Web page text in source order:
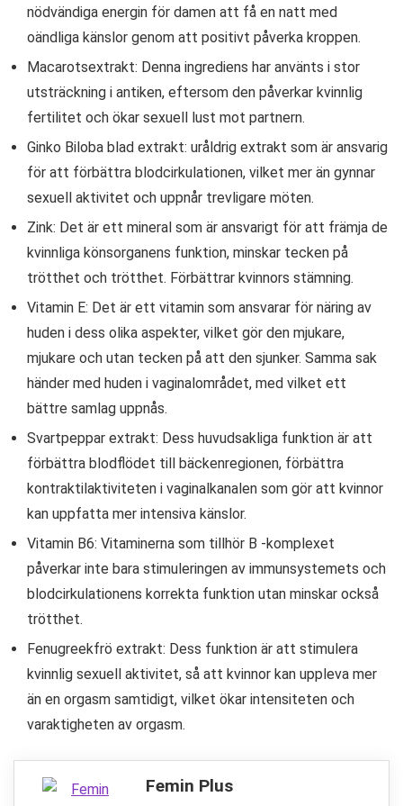
nödvändiga energin för damen att få en natt med
oändliga känslor genom att positivt påverka kroppen.
Macarotsextrakt: Denna ingrediens har använts i stor
utsträckning i antiken, eftersom den påverkar kvinnlig
fertilitet och ökar sexuell lust mot partnern.
Ginko Biloba blad extrakt: uråldrig extrakt som är ansvarig
för att förbättra blodcirkulationen, vilket mer än gynnar
sexuell aktivitet och uppnår trevligare möten.
Zink: Det är ett mineral som är ansvarigt för att främja de
kvinnliga könsorganens funktion, minskar tecken på
trötthet och trötthet. Förbättrar kvinnors stämning.
Vitamin E: Det är ett vitamin som ansvarar för näring av
huden i dess olika aspekter, vilket gör den mjukare,
mjukare och utan tecken på att den sjunker. Samma sak
händer med huden i vaginalområdet, med vilket ett
bättre samlag uppnås.
Svartpeppar extrakt: Dess huvudsakliga funktion är att
förbättra blodflödet till bäckenregionen, förbättra
kontraktilaktiviteten i vaginalkanalen som gör att kvinnor
kan uppfatta mer intensiva känslor.
Vitamin B6: Vitaminerna som tillhör B -komplexet
påverkar inte bara stimuleringen av immunsystemets och
blodcirkulationens korrekta funktion utan minskar också
trötthet.
Fenugreekfrö extrakt: Dess funktion är att stimulera
kvinnlig sexuell aktivitet, så att kvinnor kan uppleva mer
än en orgasm samtidigt, vilket ökar intensiteten och
varaktigheten av orgasm.
Femin Plus